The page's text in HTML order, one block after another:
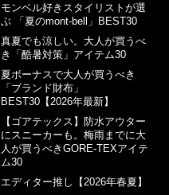
モンベル好きスタイリストが選
ぶ 「夏のmont-bell」BEST30
真夏でも涼しい。大人が買うべ
き「酷暑対策」アイテム30
夏ボーナスで大人が買うべき
「ブランド財布」
BEST30【2026年最新】
【ゴアテックス】防水アウター
にスニーカーも。梅雨までに大
人が買うべきGORE-TEXアイテ
ム30
エディター推し【2026年春夏】